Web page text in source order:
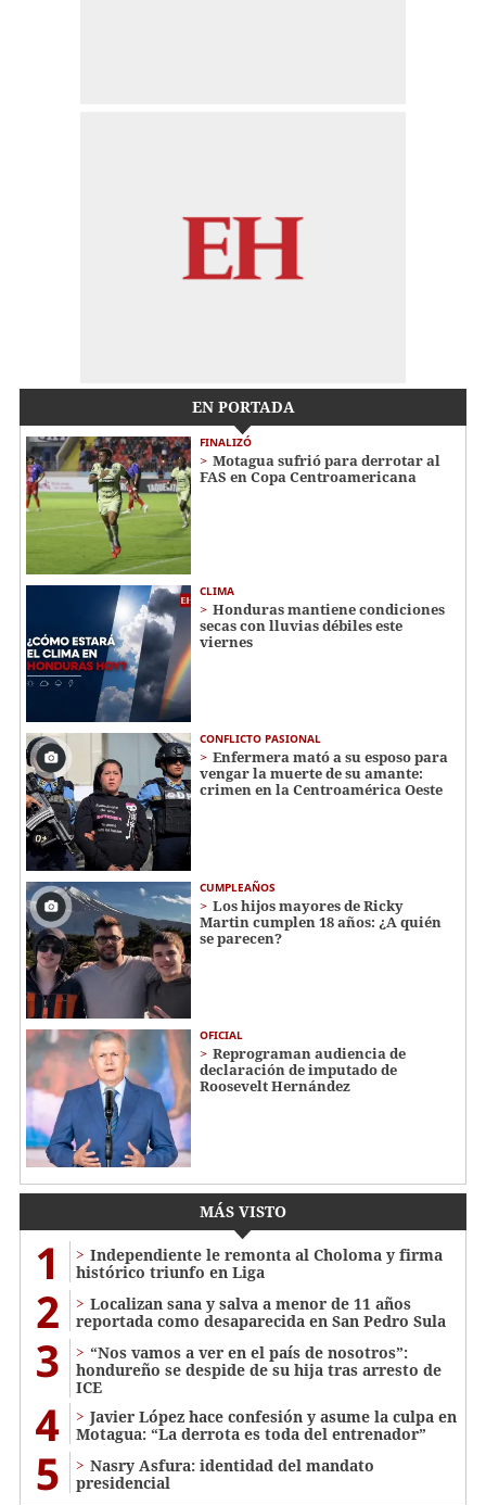
EN PORTADA
FINALIZÓ
Motagua sufrió para derrotar al
FAS en Copa Centroamericana
CLIMA
Honduras mantiene condiciones
secas con lluvias débiles este
viernes
CONFLICTO PASIONAL
Enfermera mató a su esposo para
vengar la muerte de su amante:
crimen en la Centroamérica Oeste
CUMPLEAÑOS
Los hijos mayores de Ricky
Martin cumplen 18 años: ¿A quién
se parecen?
OFICIAL
Reprograman audiencia de
declaración de imputado de
Roosevelt Hernández
MÁS VISTO
1
Independiente le remonta al Choloma y firma
histórico triunfo en Liga
2
Localizan sana y salva a menor de 11 años
reportada como desaparecida en San Pedro Sula
3
“Nos vamos a ver en el país de nosotros”:
hondureño se despide de su hija tras arresto de
ICE
4
Javier López hace confesión y asume la culpa en
Motagua: “La derrota es toda del entrenador”
5
Nasry Asfura: identidad del mandato
presidencial